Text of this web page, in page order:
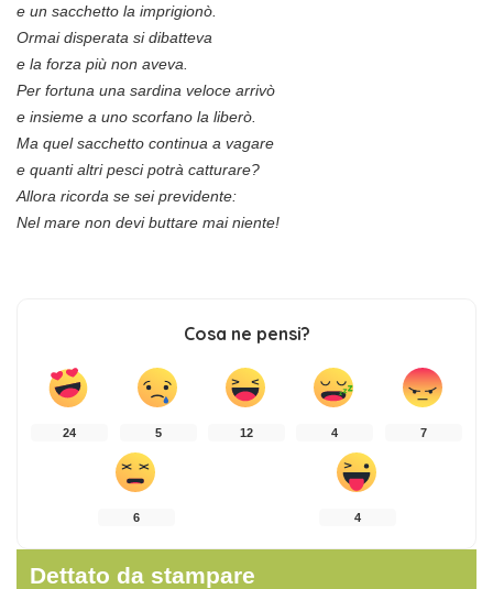
e un sacchetto la imprigionò.
Ormai disperata si dibatteva
e la forza più non aveva.
Per fortuna una sardina veloce arrivò
e insieme a uno scorfano la liberò.
Ma quel sacchetto continua a vagare
e quanti altri pesci potrà catturare?
Allora ricorda se sei previdente:
Nel mare non devi buttare mai niente!
Cosa ne pensi?
24 5 12 4 7
6 4
Dettato da stampare